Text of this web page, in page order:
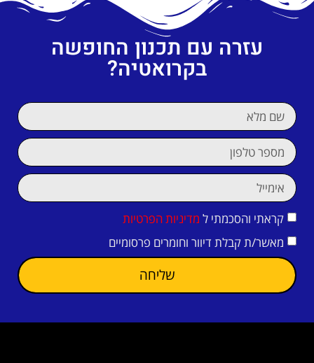
עזרה עם תכנון החופשה
בקרואטיה?
קראתי והסכמתי ל מדיניות הפרטיות
מאשר/ת קבלת דיוור וחומרים פרסומיים
שליחה